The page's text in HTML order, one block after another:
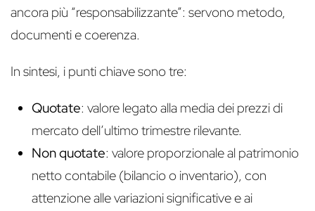
ancora più “responsabilizzante”: servono metodo,
documenti e coerenza.
In sintesi, i punti chiave sono tre:
Quotate: valore legato alla media dei prezzi di
mercato dell’ultimo trimestre rilevante.
Non quotate: valore proporzionale al patrimonio
netto contabile (bilancio o inventario), con
attenzione alle variazioni significative e ai